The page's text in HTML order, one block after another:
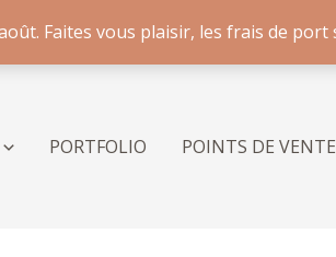
Faites vous plaisir, les frais de
PORTFOLIO POINTS DE VENTE